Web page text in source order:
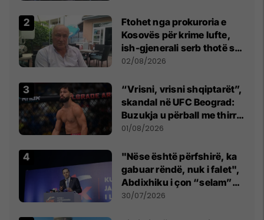
Ftohet nga prokuroria e
Kosovës për krime lufte,
ish-gjenerali serb thotë se
dikush e tradhtoi në
02/08/2026
“Vrisni, vrisni shqiptarët”,
skandal në UFC Beograd:
Buzukja u përball me thirrje
anti-shqiptare nga
01/08/2026
"Nëse është përfshirë, ka
gabuar rëndë, nuk i falet",
Abdixhiku i çon “selam”
Përparim Ramës
30/07/2026